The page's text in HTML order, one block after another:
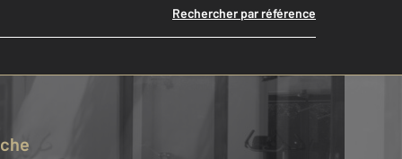
Rechercher par référence